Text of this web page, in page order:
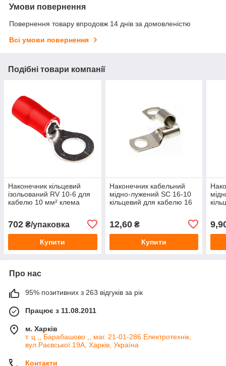
Умови повернення
Повернення товару впродовж 14 днів за домовленістю
Всі умови повернення
Подібні товари компанії
Наконечник кільцевий
ізольований RV 10-6 для
кабелю 10 мм² клема
702 ₴/упаковка
Купити
Наконечник кабельний
мідно-лужений SC 16-10
кільцевий для кабелю 16
12,60₴
Купити
Про нас
95% позитивних з 263 відгуків за рік
Працює з 11.08.2011
м. Харків
т. ц ,, Барабашово ,, маг. 21-01-286 Електротехнік,
вул.Раєвської 19А, Харків, Україна
Контакти